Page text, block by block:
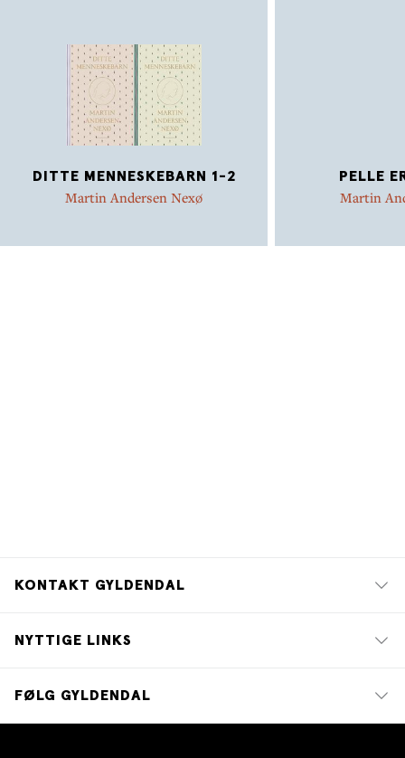
DITTE MENNESKEBARN 1-2
Martin Andersen Nexø
PELLE
Martin
KONTAKT GYLDENDAL
NYTTIGE LINKS
FØLG GYLDENDAL